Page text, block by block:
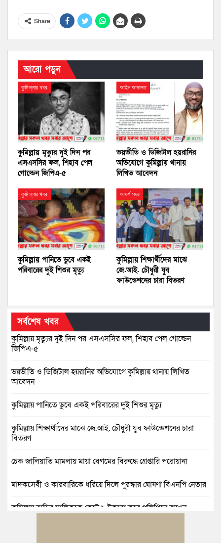
Share
আরো পড়ুন
কুমিল্লার খবর
কুমিল্লায় মৃত্যুর দুই দিন পর
এসএসসির ফল, শিহাব পেল
গোল্ডেন জিপিএ-৫
আইন আদালত
ভয়ভীতি ও ডিজিটাল হয়রানির
অভিযোগে কুমিল্লায় থানায়
লিখিত আবেদন
কুমিল্লার খবর
কুমিল্লায় পানিতে ডুবে একই
পরিবারের দুই শিশুর মৃত্যু
আদর্শ সদর
কুমিল্লায় শিক্ষার্থীদের মাঝে
জে.আই. চৌধুরী যুব
ফাউন্ডেশনের চারা বিতরণ
সর্বশেষ খবর
কুমিল্লায় মৃত্যুর দুই দিন পর এসএসসির ফল, শিহাব পেল গোল্ডেন
জিপিএ-৫
ভয়ভীতি ও ডিজিটাল হয়রানির অভিযোগে কুমিল্লায় থানায় লিখিত
আবেদন
কুমিল্লায় পানিতে ডুবে একই পরিবারের দুই শিশুর মৃত্যু
কুমিল্লায় শিক্ষার্থীদের মাঝে জে.আই. চৌধুরী যুব ফাউন্ডেশনের চারা
বিতরণ
চেক জালিয়াতি মামলায় মায়া বেগমের বিরুদ্ধে গ্রেপ্তারি পরোয়ানা
মাদকসেবী ও কারবারিকে ধরিয়ে দিলে পুরস্কার ঘোষণা বিএনপি নেতার
কুমিল্লায় বাড়ির মালিককে কেটে ৯ টুকরো করে পলিথিনে রাখেন